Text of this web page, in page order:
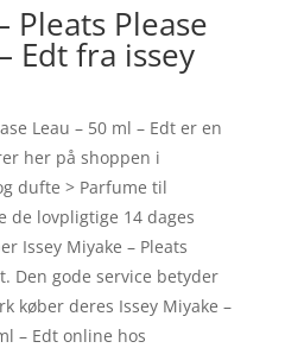
Pleats Please
Edt fra issey
Leau – 50 ml – Edt er en
her på shoppen i
dufte > Parfume til
de lovpligtige 14 dages
Issey Miyake – Pleats
Den gode service betyder
køber deres Issey Miyake –
– Edt online hos